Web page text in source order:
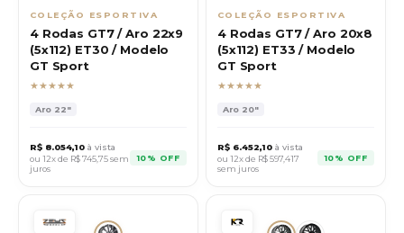
COLEÇÃO ESPORTIVA
4 Rodas GT7 / Aro 22x9
(5x112) ET30 / Modelo
GT Sport
★★★★★
Aro 22"
R$ 8.054,10 à vista
ou 12x de R$745,75sem
juros
10% OFF
COLEÇÃO ESPORTIVA
4 Rodas GT7 / Aro 20x8
(5x112) ET33 / Modelo
GT Sport
★★★★★
Aro 20"
R$ 6.452,10 à vista
ou 12x de R$597,417
sem juros
10% OFF